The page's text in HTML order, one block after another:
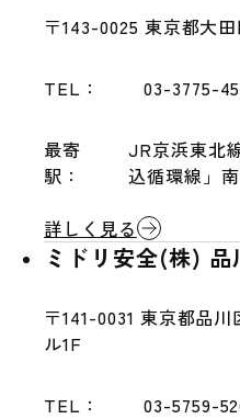
〒143-0025 東京都大
TEL： 03-3775-
最寄
駅：
JR京浜東北
込循環線」
詳しく見る
ミドリ安全(株) 品
〒141-0031 東京都品川
ル1F
TEL： 03-5759-